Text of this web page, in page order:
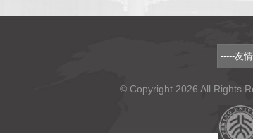
© Copyright 2026 All Rights